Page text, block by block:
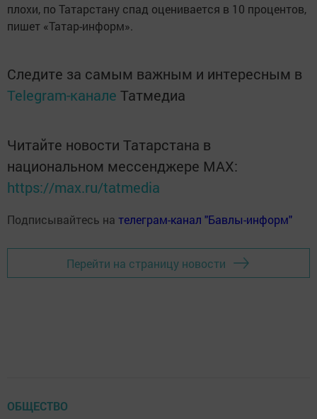
плохи, по Татарстану спад оценивается в 10 процентов,
пишет «Татар-информ».
Следите за самым важным и интересным в
Telegram-канале Татмедиа
Читайте новости Татарстана в
национальном мессенджере MАХ:
https://max.ru/tatmedia
Подписывайтесь на телеграм-канал "Бавлы-информ"
Перейти на страницу новости
ОБЩЕСТВО